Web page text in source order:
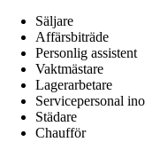
Säljare
Affärsbiträde
Personlig assistent
Vaktmästare
Lagerarbetare
Servicepersonal
Städare
Chaufför